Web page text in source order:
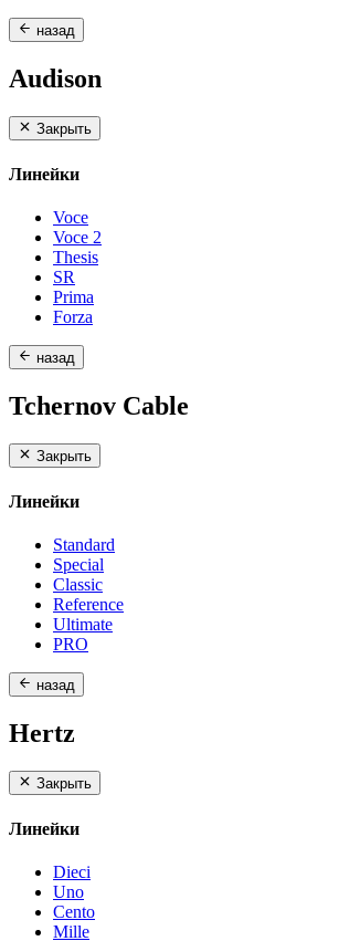
назад
Audison
Закрыть
Линейки
Voce
Voce 2
Thesis
SR
Prima
Forza
назад
Tchernov Cable
Закрыть
Линейки
Standard
Special
Classic
Reference
Ultimate
PRO
назад
Hertz
Закрыть
Линейки
Dieci
Uno
Cento
Mille